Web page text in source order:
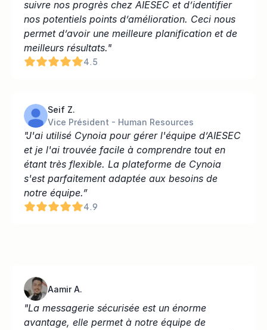
suivre nos progrès chez AIESEC et d’identifier
nos potentiels points d’amélioration. Ceci nous
permet d’avoir une meilleure planification et de
meilleurs résultats."
4.5
Seif Z.
Vice Président - Human Resources
"J'ai utilisé Cynoia pour gérer l'équipe d’AIESEC
et je l'ai trouvée facile à comprendre tout en
étant très flexible. La plateforme de Cynoia
s'est parfaitement adaptée aux besoins de
notre équipe.”
4.9
Aamir A.
"La messagerie sécurisée est un énorme
avantage, elle permet à notre équipe de